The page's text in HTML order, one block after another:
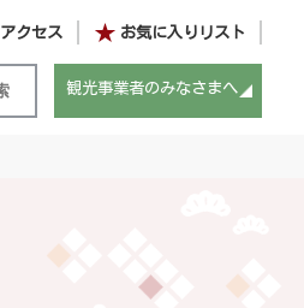
アクセス お気に入りリスト
観光事業者のみなさまへ